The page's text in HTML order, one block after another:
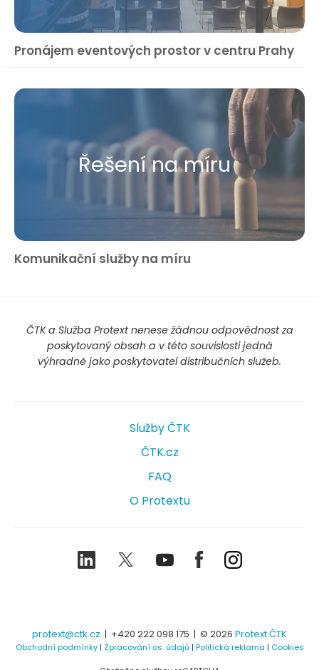
Pronájem eventových prostor v centru Prahy
Řešení na míru
Komunikační služby na míru
ČTK a Služba Protext nenese žádnou odpovědnost za
poskytovaný obsah a v této souvislosti jedná
výhradně jako poskytovatel distribučních služeb.
Služby ČTK
ČTK.cz
FAQ
O Protextu
LinkedIn TwitterYoutubeFacebookInstagram
protext@ctk.cz | +420 222 098 175 | © 2026 Protext ČTK
Obchodní podmínky| Zpracování os. údajů| Politická reklama | Cookies